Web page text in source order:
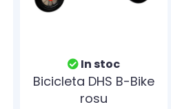
In stoc
Bicicleta DHS B-Bike
rosu